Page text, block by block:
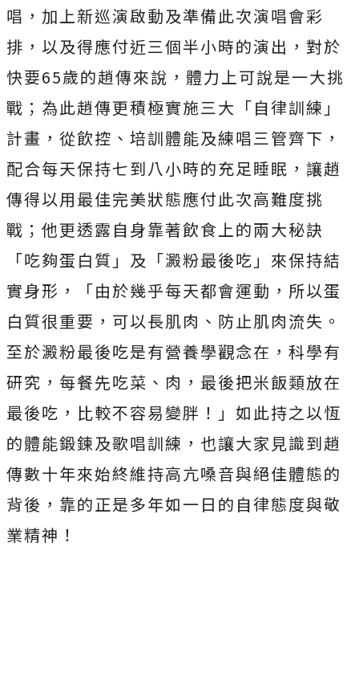
唱，加上新巡演啟動及準備此次演唱會彩
排，以及得應付近三個半小時的演出，對於
快要65歲的趙傳來說，體力上可說是一大挑
戰；為此趙傳更積極實施三大「自律訓練」
計畫，從飲控、培訓體能及練唱三管齊下，
配合每天保持七到八小時的充足睡眠，讓趙
傳得以用最佳完美狀態應付此次高難度挑
戰；他更透露自身靠著飲食上的兩大秘訣
「吃夠蛋白質」及「澱粉最後吃」來保持結
實身形，「由於幾乎每天都會運動，所以蛋
白質很重要，可以長肌肉、防止肌肉流失。
至於澱粉最後吃是有營養學觀念在，科學有
研究，每餐先吃菜、肉，最後把米飯類放在
最後吃，比較不容易變胖！」如此持之以恆
的體能鍛鍊及歌唱訓練，也讓大家見識到趙
傳數十年來始終維持高亢嗓音與絕佳體態的
背後，靠的正是多年如一日的自律態度與敬
業精神！